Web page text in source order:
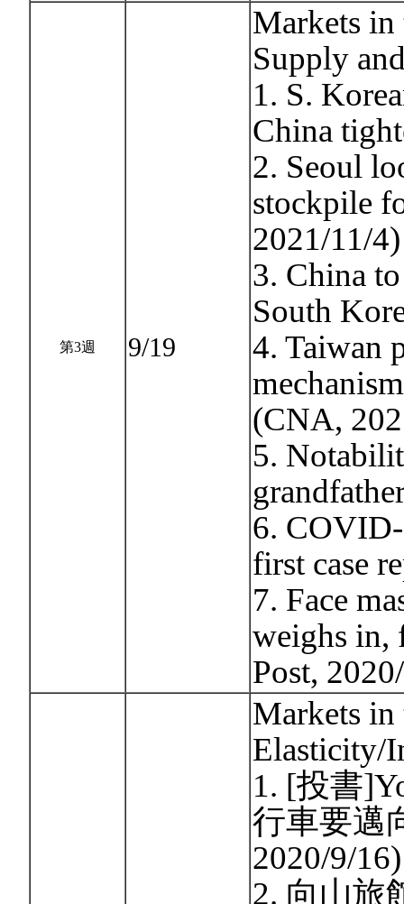
第3週 9/19
Markets
Supply
1. S.
China
2. Seoul
stockpile
2021/11/4)
3. China
South
4. Taiwan
(CNA,
5.
6.
first case
7. Face
weighs in,
Post,
Markets
Elasticity/
1. [投書
行車要邁
2020/9/16)
2. 向山旅